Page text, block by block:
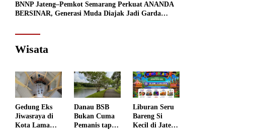
BNNP Jateng–Pemkot Semarang Perkuat ANANDA
BERSINAR, Generasi Muda Diajak Jadi Garda
Wisata
Gedung Eks
Jiwasraya di
Kota Lama
Danau BSB
Bukan Cuma
Pemanis tapi
Liburan Seru
Bareng Si
Kecil di Jateng